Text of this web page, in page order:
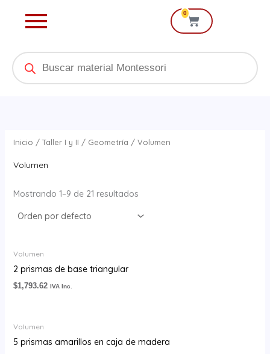
0
Cart
Products
search
Inicio /Taller I y II / Geometría / Volumen
Volumen
Mostrando 1–9 de 21 resultados
Volumen
2 prismas de base triangular
$1,793.62 IVA Inc.
Volumen
5 prismas amarillos en caja de madera